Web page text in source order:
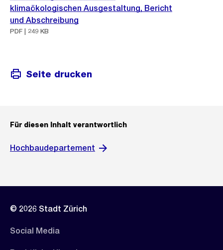
klimaökologischen Ausgestaltung, Bericht
und Abschreibung
PDF | 249 KB
Seite drucken
Für diesen Inhalt verantwortlich
Hochbaudepartement
© 2026 Stadt Zürich
Social Media